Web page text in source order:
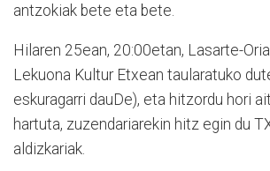
antzokiak bete eta bete.
Hilaren 25ean, 20:00etan, Lasarte-
Lekuona Kultur Etxean taularatuko
eskuragarri dauDe), eta hitzordu hori
hartuta, zuzendariarekin hitz egin du
aldizkariak.